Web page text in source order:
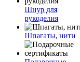
Шнур для
рукоделия
Шпагаты, нити